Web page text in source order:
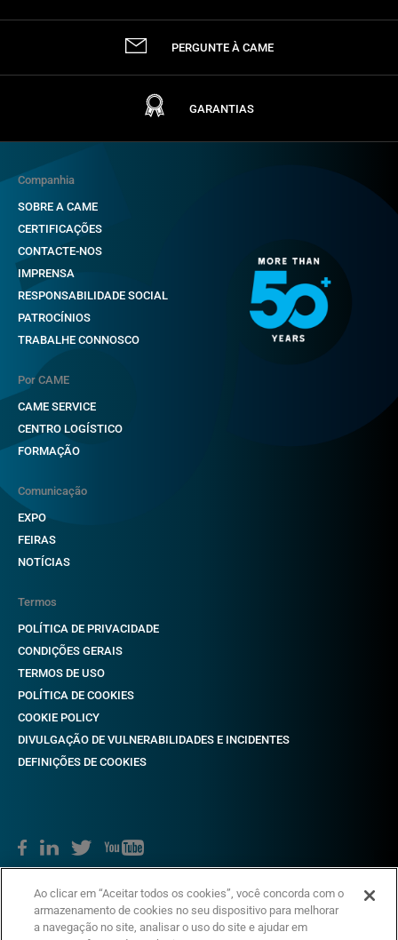
PERGUNTE À CAME
GARANTIAS
Companhia
SOBRE A CAME
CERTIFICAÇÕES
CONTACTE-NOS
IMPRENSA
RESPONSABILIDADE SOCIAL
PATROCÍNIOS
TRABALHE CONNOSCO
Por CAME
CAME SERVICE
CENTRO LOGÍSTICO
FORMAÇÃO
Comunicação
EXPO
FEIRAS
NOTÍCIAS
VAT não. 03481280265
Termos
POLÍTICA DE PRIVACIDADE
CONDIÇÕES GERAIS
TERMOS DE USO
POLÍTICA DE COOKIES
COOKIE POLICY
DIVULGAÇÃO DE VULNERABILIDADES E INCIDENTES
DEFINIÇÕES DE COOKIES
Ao clicar em “Aceitar todos os cookies”, você concorda com o
armazenamento de cookies no seu dispositivo para melhorar
a navegação no site, analisar o uso do site e ajudar em